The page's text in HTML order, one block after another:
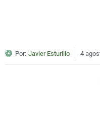
Por: Javier Esturillo 4